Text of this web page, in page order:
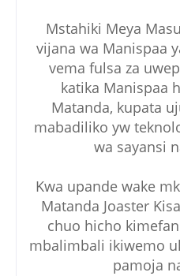
Mstahiki Meya
vijana wa Manispaa
vema fulsa za
katika Manispaa
Matanda, kupata
mabadiliko yw
wa sayansi
Kwa upande wake
Matanda Joaster
chuo hicho
mbalimbali ikiwemo
pamoja